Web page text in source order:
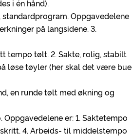
i én hånd).
Oppgavedelene
på langsidene. 3.
tempo tølt. 2. Sakte, rolig, stabilt
løse tøyler (her skal det være bue
en runde tølt med økning og
er: 1. Saktetempo
4. Arbeids- til middelstempo